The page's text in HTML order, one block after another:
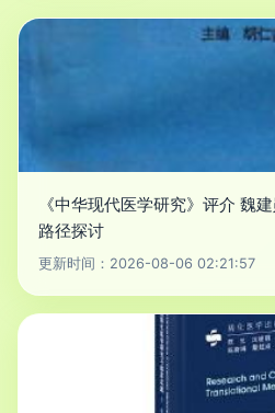
《中华现代医学研究》评介 魏
路径探讨
更新时间：2026-08-06 02:21:57